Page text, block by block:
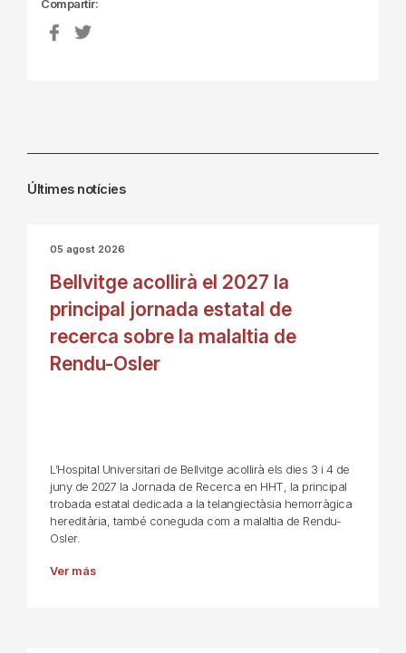
Compartir:
Últimes notícies
05 agost 2026
Bellvitge acollirà el 2027 la
principal jornada estatal de
recerca sobre la malaltia de
Rendu-Osler
L’Hospital Universitari de Bellvitge acollirà els dies 3 i 4 de
juny de 2027 la Jornada de Recerca en HHT, la principal
trobada estatal dedicada a la telangiectàsia hemorràgica
hereditària, també coneguda com a malaltia de Rendu-
Osler.
Ver más